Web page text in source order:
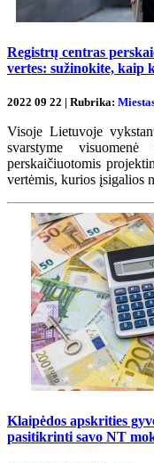
Registrų centras
vertes: sužinokite, kaip
2022 09 22 | Rubrika:
Visoje Lietuvoje
svarstyme
perskaičiuotomis
vertėmis, kurios įsigalios
Klaipėdos apskrities
pasitikrinti savo NT